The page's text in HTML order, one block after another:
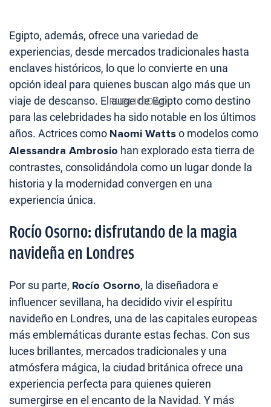
Egipto, además, ofrece una variedad de
experiencias, desde mercados tradicionales hasta
enclaves históricos, lo que lo convierte en una
opción ideal para quienes buscan algo más que un
viaje de descanso. El auge de Egipto como destino
para las celebridades ha sido notable en los últimos
años. Actrices como Naomi Wattso modelos como
Alessandra Ambrosio han explorado esta tierra de
contrastes, consolidándola como un lugar donde la
historia y la modernidad convergen en una
experiencia única.
Rocío Osorno: disfrutando de la magia
navideña en Londres
Por su parte, Rocío Osorno, la diseñadora e
influencer sevillana, ha decidido vivir el espíritu
navideño en Londres, una de las capitales europeas
más emblemáticas durante estas fechas. Con sus
luces brillantes, mercados tradicionales y una
atmósfera mágica, la ciudad británica ofrece una
experiencia perfecta para quienes quieren
sumergirse en el encanto de la Navidad. Y más